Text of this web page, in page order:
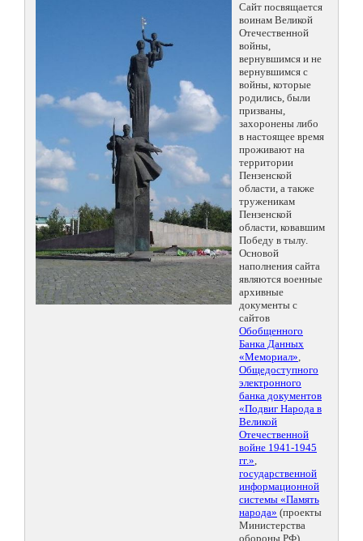
Сайт посвящается
воинам Великой
Отечественной
войны,
вернувшимся и не
вернувшимся с
войны, которые
родились, были
призваны,
захоронены либо
в настоящее время
проживают на
территории
Пензенской
области, а также
труженикам
Пензенской
области, ковавшим
Победу в тылу.
Основой
наполнения сайта
являются военные
архивные
документы с
сайтов
Обобщенного
Банка Данных
«Мемориал»,
Общедоступного
электронного
банка документов
«Подвиг Народа в
Великой
Отечественной
войне 1941-1945
гг.»,
государственной
информационной
системы «Память
народа» (проекты
Министерства
обороны РФ),